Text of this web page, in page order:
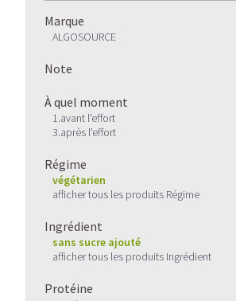
Marque
ALGOSOURCE
Note
À quel moment
1.avant l'effort
3.après l'effort
Régime
végétarien
afficher tous les produits Régime
Ingrédient
sans sucre ajouté
afficher tous les produits Ingrédient
Protéine